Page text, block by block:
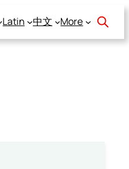
Latin 中文 More